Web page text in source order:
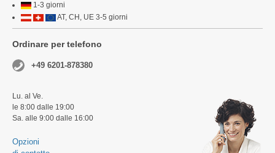
1-3 giorni
AT, CH, UE 3-5 giorni
Ordinare per telefono
+49 6201-878380
Lu. al Ve.
le 8:00 dalle 19:00
Sa. alle 9:00 dalle 16:00
Opzioni